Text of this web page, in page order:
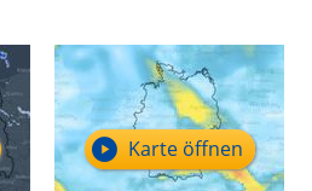
Karte öffnen